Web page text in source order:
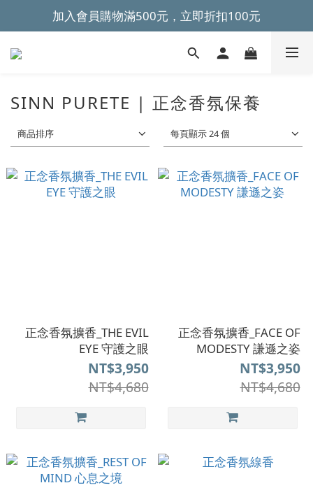
~全館滿499元免運~
加入會員購物滿500元，立即折扣100元
~全館滿499元免運~
SINN PURETE | 正念香氛保養
商品排序 每頁顯示 24 個
正念香氛擴香_THE EVIL
EYE 守護之眼
NT$3,950
NT$4,680
正念香氛擴香_FACE OF
MODESTY 謙遜之姿
NT$3,950
NT$4,680